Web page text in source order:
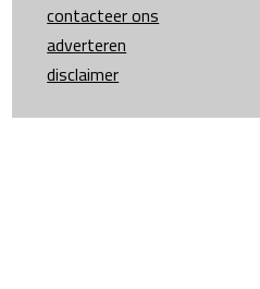
contacteer ons
adverteren
disclaimer